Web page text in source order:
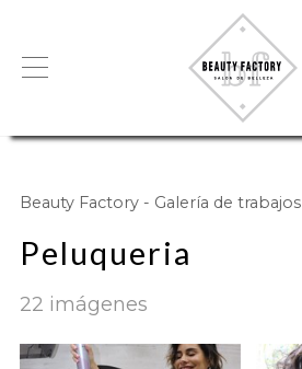
Beauty Factory - Galería de trabajos
Peluqueria
22 imágenes